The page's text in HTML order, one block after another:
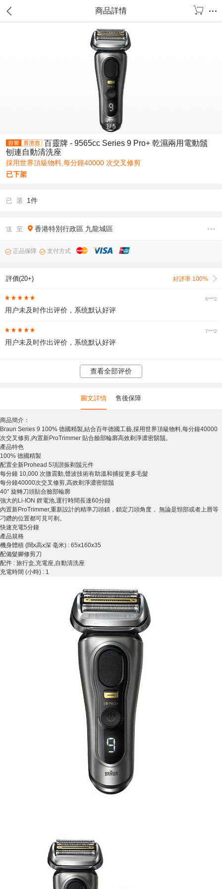
商品詳情
1/5
百靈牌 - 9565cc Series 9 Pro+ 乾濕兩用電動鬚
刨連自動清洗座
採用世界頂級物料,每分鐘40000 次交叉修剪
已下架
已 選 1件
送 至 香港特別行政區 九龍城區
正品保障 支付方式
評價(20+) 好評率 100%
6***2
用户未及时作出评价，系统默认好评
7***2
用户未及时作出评价，系统默认好评
查看全部评价
圖文詳情 售後保障
商品簡介：
Braun Series 9 100% 德國精製,結合百年德國工藝,採用世界頂級物料,每分鐘40000
次交叉修剪,內置新ProTrimmer 貼合臉部輪廓高效剃淨濃密鬍鬚。
產品特色
100% 德國精製
配置全新Prohead 5項諧振剃鬚元件
每分鐘 10,000 次微震動,聲波技術有助溫和捕捉更多毛髮
每分鐘40000次交叉修剪,高效剃淨濃密鬍鬚
40° 旋轉刀頭貼合臉部輪廓
強大的Li-ION 鋰電池,運行時間長達60分鐘
內置新ProTrimmer,重新設計的精準刀頭鎖，鎖定刀頭角度， 無論是頸部或者上唇等
刁鑽的位置都可見可剃。
快速充電5分鐘
產品規格
機身體積 (闊x高x深 毫米) : 65x160x35
配備髮腳修剪刀
配件 : 旅行盒,充電座,自動清洗座
充電時間 (小時) : 1